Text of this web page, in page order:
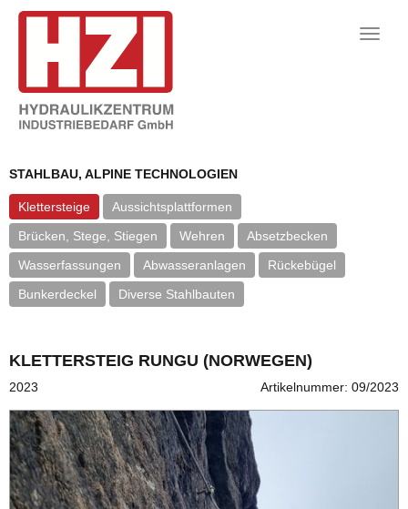
Toggle
STAHLBAU, ALPINE TECHNOLOGIEN
Klettersteige
Aussichtsplattformen
Brücken, Stege, Stiegen
Wehren
Absetzbecken
Wasserfassungen
Abwasseranlagen
Rückebügel
Bunkerdeckel
Diverse Stahlbauten
KLETTERSTEIG RUNGU (NORWEGEN)
2023 Artikelnummer: 09/2023